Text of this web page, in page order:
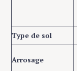
Type de sol
Arrosage